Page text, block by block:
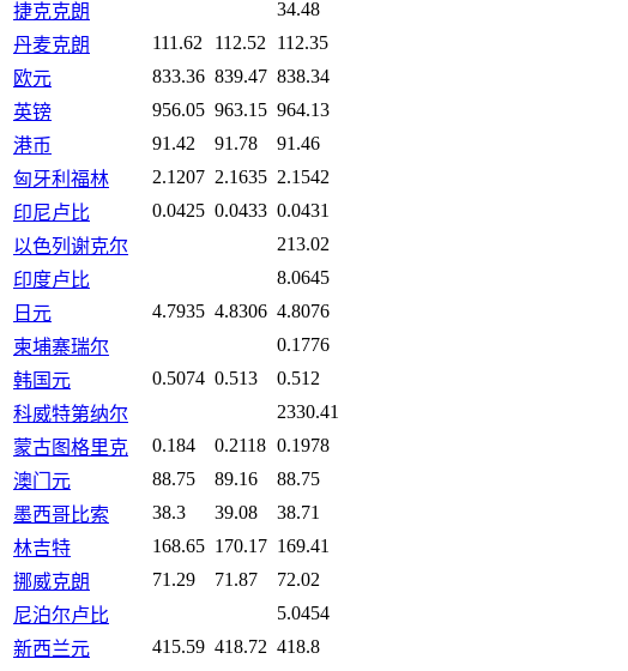
捷克克朗
34.48
丹麦克朗
111.62 112.52
112.35
欧元
833.36 839.47 838.34
英镑
956.05 963.15 964.13
港币
91.42 91.78
91.46
匈牙利福林
2.1207 2.1635 2.1542
印尼卢比
0.0425 0.0433 0.0431
以色列谢克尔
213.02
印度卢比
8.0645
日元
4.7935 4.8306 4.8076
柬埔寨瑞尔
0.1776
韩国元
0.5074 0.513
0.512
科威特第纳尔
2330.41
蒙古图格里克
0.184 0.2118 0.1978
澳门元
88.75 89.16
88.75
墨西哥比索
38.3 39.08
38.71
林吉特
168.65 170.17 169.41
挪威克朗
71.29 71.87
72.02
尼泊尔卢比
5.0454
新西兰元
415.59 418.72 418.8